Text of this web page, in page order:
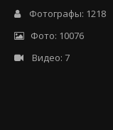
Фотографы: 1218
Фото: 10076
Видео: 7